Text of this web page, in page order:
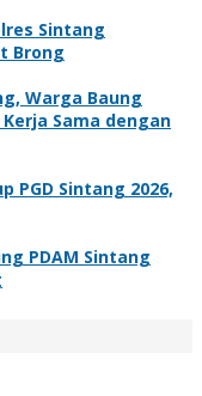
Sintang
Brong
Warga Baung
Sama dengan
PGD Sintang 2026,
PDAM Sintang